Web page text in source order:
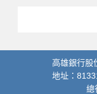
高雄銀行
地址：
總